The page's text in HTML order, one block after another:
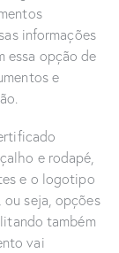
informações
essa opção de
e
e rodapé,
e o logotipo
ou seja, opções
também
vai